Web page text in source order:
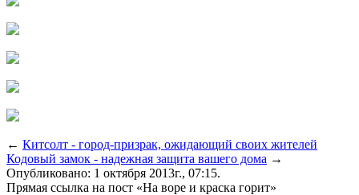
← Китсолт - город-призрак, ожидающий своих жителей
Кодовый замок - надежная защита вашего дома →
Опубликовано: 1 октября 2013г., 07:15.
Прямая ссылка на пост «На воре и краска горит»